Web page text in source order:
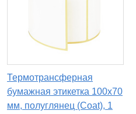
Термотрансферная
бумажная этикетка 100х70
мм, полуглянец (Coat), 1